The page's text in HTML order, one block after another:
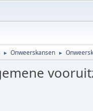
► Onweerskansen ►